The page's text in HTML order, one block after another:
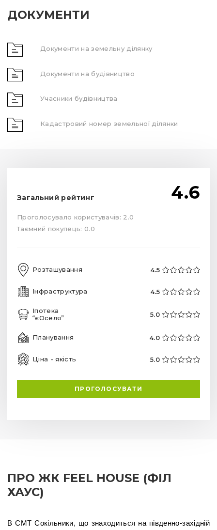
ДОКУМЕНТИ
Документи на земельну ділянку
Документи на будівництво
Учасники будівництва
Кадастровий номер земельної ділянки
Загальний рейтинг 4.6
Проголосувало користувачів: 2.0
Таємний покупець: 0.0
Розташування 4.5
Інфраструктура 4.5
Іпотека
“єОселя”
5.0
Планування 4.0
Ціна - якість 5.0
ПРОГОЛОСУВАТИ
ПРО ЖК FEEL HOUSE (ФІЛ
ХАУС)
В СМТ Сокільники, що знаходиться на південно-західній